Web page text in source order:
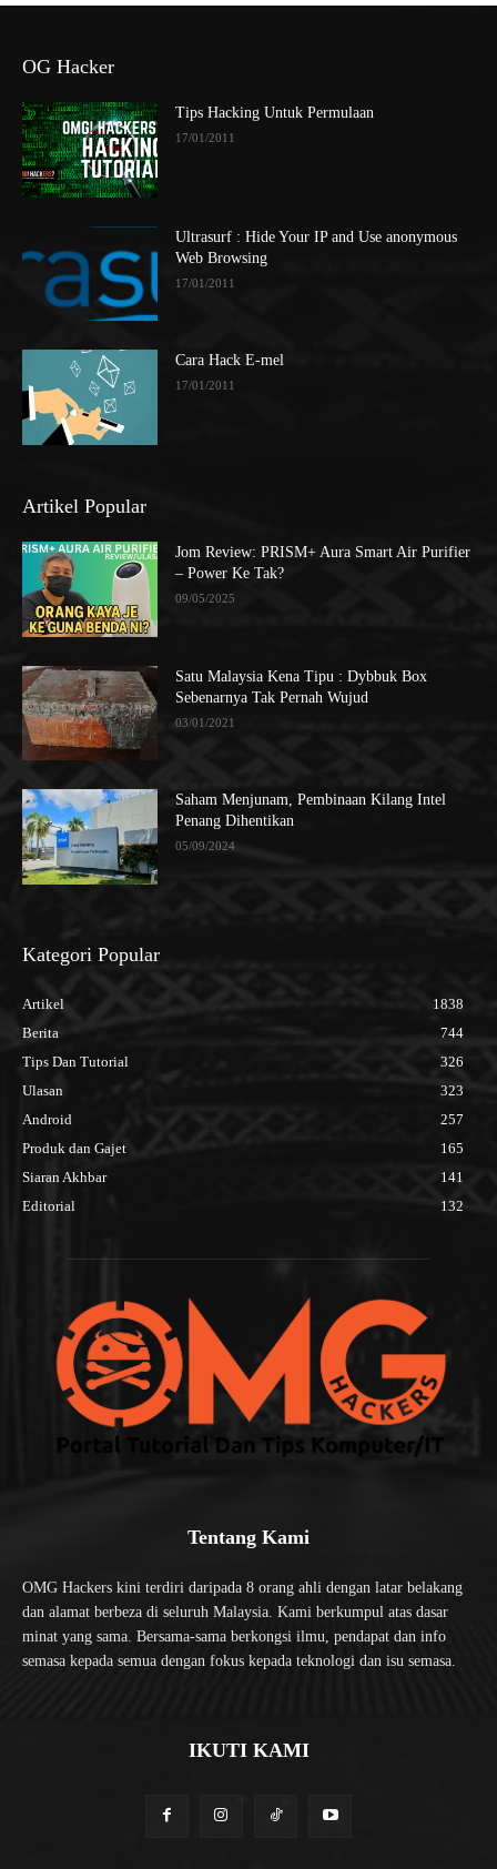
OG Hacker
Tips Hacking Untuk Permulaan
17/01/2011
Ultrasurf : Hide Your IP and Use anonymous
Web Browsing
17/01/2011
Cara Hack E-mel
17/01/2011
Artikel Popular
Jom Review: PRISM+ Aura Smart Air Purifier
– Power Ke Tak?
09/05/2025
Satu Malaysia Kena Tipu : Dybbuk Box
Sebenarnya Tak Pernah Wujud
03/01/2021
Saham Menjunam, Pembinaan Kilang Intel
Penang Dihentikan
05/09/2024
Kategori Popular
Artikel
1838
Berita
744
Tips Dan Tutorial
326
Ulasan
323
Android
257
Produk dan Gajet
165
Siaran Akhbar
141
Editorial
132
Tentang Kami
OMG Hackers kini terdiri daripada 8 orang ahli dengan latar belakang
dan alamat berbeza di seluruh Malaysia. Kami berkumpul atas dasar
minat yang sama. Bersama-sama berkongsi ilmu, pendapat dan info
semasa kepada semua dengan fokus kepada teknologi dan isu semasa.
IKUTI KAMI